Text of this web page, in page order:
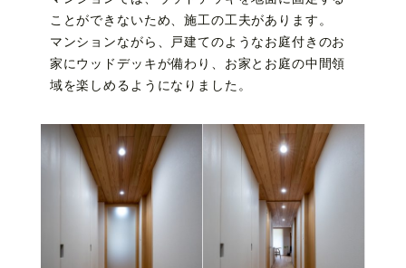
ことができないため、施工の工夫があります。
マンションながら、戸建てのようなお庭付きのお
家にウッドデッキが備わり、お家とお庭の中間領
域を楽しめるようになりました。